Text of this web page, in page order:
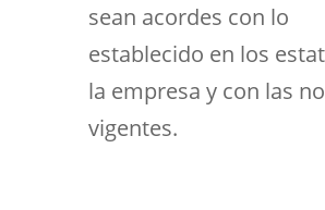
sean acordes con lo
establecido en los
la empresa y con las
vigentes.